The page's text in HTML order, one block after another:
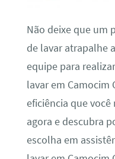
Não deixe que um
de lavar atrapalhe
equipe para
lavar em Camocim
eficiência que
agora e descubra
escolha em